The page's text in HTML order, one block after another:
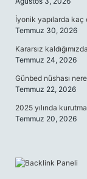
İyonik yapılarda kaç
Temmuz 30, 2026
Kararsız
Temmuz 24, 2026
Günbed nüshası
Temmuz 22, 2026
2025 yılında
Temmuz 20, 2026